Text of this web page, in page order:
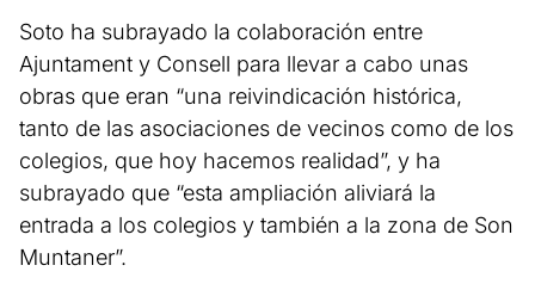
Soto ha subrayado la colaboración entre
Ajuntament y Consell para llevar a cabo unas
obras que eran “una reivindicación histórica,
tanto de las asociaciones de vecinos como de los
colegios, que hoy hacemos realidad”, y ha
subrayado que “esta ampliación aliviará la
entrada a los colegios y también a la zona de Son
Muntaner”.